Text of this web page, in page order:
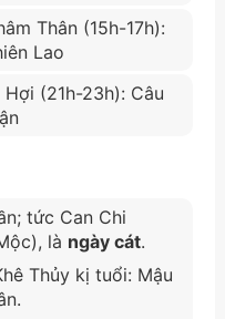
Thân (15h-17h):
Lao
Hợi (21h-23h): Câu
tức Can Chi
là ngày cát.
Thủy kị tuổi: Mậu